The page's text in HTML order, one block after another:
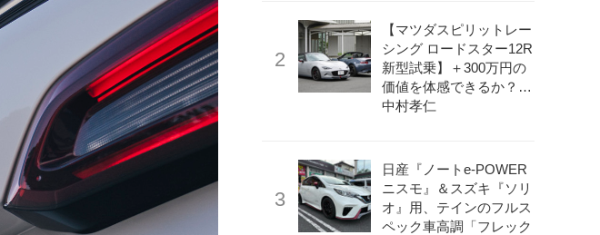
【マツダスピリットレー
シング ロードスター12R
新型試乗】＋300万円の
価値を体感できるか？…
中村孝仁
日産『ノートe-POWER
ニスモ』＆スズキ『ソリ
オ』用、テインのフルス
ペック車高調「フレック